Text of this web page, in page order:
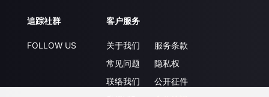
追踪社群
FOLLOW US
客户服务
关于我们
常见问题
联络我们
服务条款
隐私权
公开征件